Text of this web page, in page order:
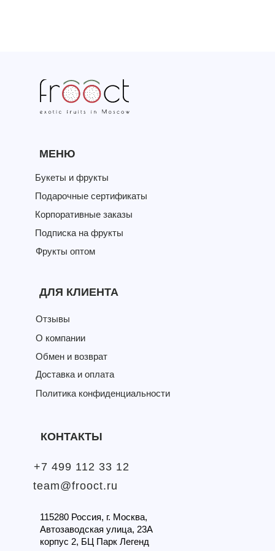
МЕНЮ
Букеты и фрукты
Подарочные сертификаты
Корпоративные заказы
Подписка на фрукты
Фрукты оптом
О компании
Отзывы
ДЛЯ КЛИЕНТА
Доставка и оплата
КОНТАКТЫ
+7 499 112 33 12
team@frooct.ru
Политика конфиденциальности
Обмен и возврат
115280 Россия, г. Москва,
Автозаводская улица, 23А
корпус 2, БЦ Парк Легенд